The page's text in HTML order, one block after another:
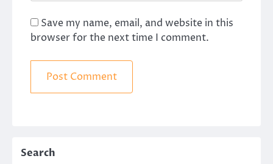
Save my name, email, and website in this
browser for the next time I comment.
Search